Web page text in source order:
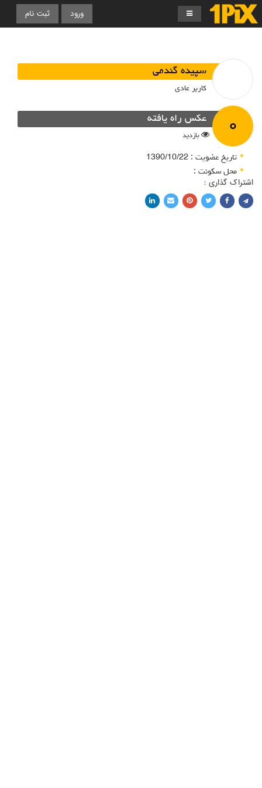
ورود ثبت نام
سپیده گندمی
کاربر عادی
۰ عکس راه یافته
بازدید
تاریخ عضویت : 1390/10/22
محل سکونت :
اشتراک گذاری :
اشتراک با فیسبوکاشتراک در توییتر
پین کردن در پینترست
اشتراک با ایمیلاشتراک با لینکدین